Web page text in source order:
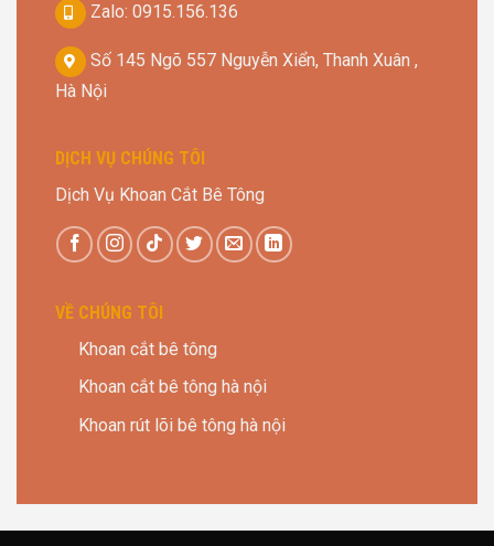
Zalo: 0915.156.136
Số 145 Ngõ 557 Nguyễn Xiển, Thanh Xuân ,
Hà Nội
DỊCH VỤ CHÚNG TÔI
Dịch Vụ Khoan Cắt Bê Tông
VỀ CHÚNG TÔI
Khoan cắt bê tông
Khoan cắt bê tông hà nội
Khoan rút lõi bê tông hà nội